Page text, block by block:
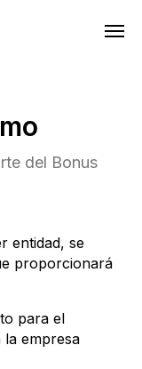
del Bonus
entidad, se
proporcionará
para el
empresa